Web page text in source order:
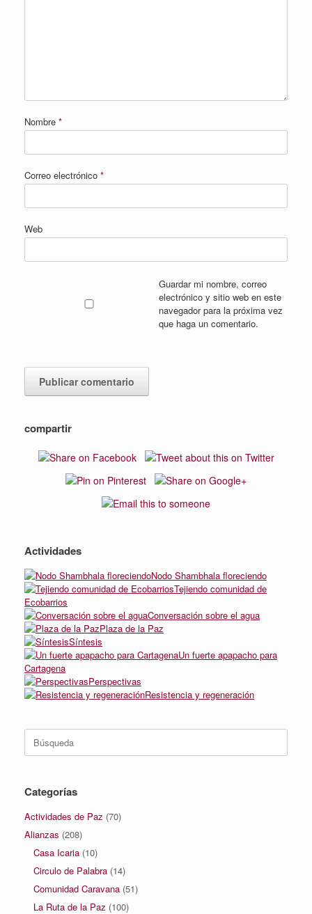
Nombre *
Correo electrónico *
Web
Guardar mi nombre, correo
electrónico y sitio web en este
navegador para la próxima vez
que haga un comentario.
compartir
Actividades
Nodo Shambhala floreciendo
Tejiendo comunidad de
Ecobarrios
Conversación sobre el agua
Plaza de la Paz
Síntesis
Un fuerte apapacho para
Cartagena
Perspectivas
Resistencia y regeneración
Categorías
Actividades de Paz (70)
Alianzas (208)
Casa Icaria (10)
Circulo de Palabra (14)
Comunidad Caravana (51)
La Ruta de la Paz (100)